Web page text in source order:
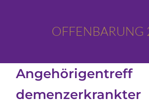
OFFENBARUNG
Angehörigentreff
demenzerkrankter